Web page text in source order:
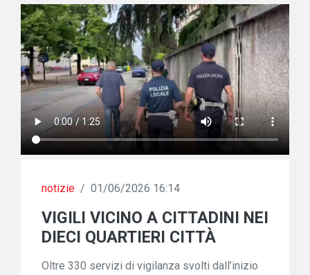
notizie / 01/06/2026 16:14
VIGILI VICINO A CITTADINI NEI
DIECI QUARTIERI CITTÀ
Oltre 330 servizi di vigilanza svolti dall’inizio